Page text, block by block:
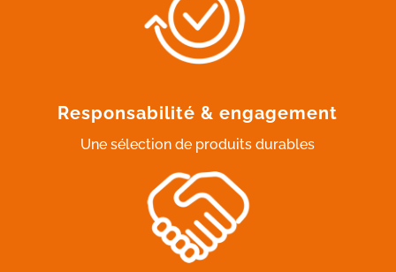
Responsabilité & engagement
Une sélection de produits durables